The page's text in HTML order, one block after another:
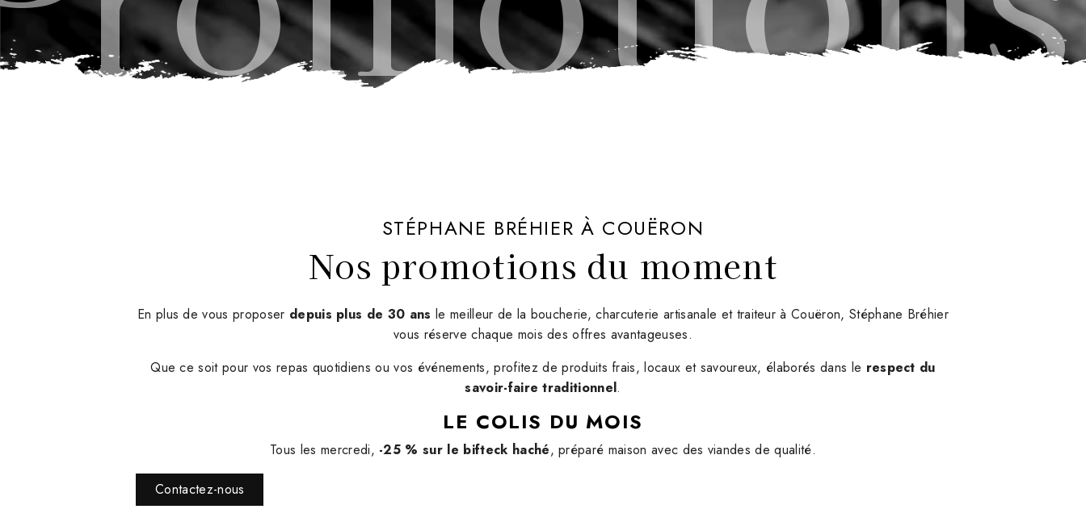
STÉPHANE BRÉHIER À COUËRON
Nos promotions du moment
En plus de vous proposer depuis plus de 30 ans le meilleur de la boucherie, charcuterie artisanale et traiteur à Couëron, Stéphane Bréhier
vous réserve chaque mois des offres avantageuses.
Que ce soit pour vos repas quotidiens ou vos événements, profitez de produits frais, locaux et savoureux, élaborés dans le respect du
savoir-faire traditionnel.
LE COLIS DU MOIS
Tous les mercredi, -25 % sur le bifteck haché, préparé maison avec des viandes de qualité.
Contactez-nous